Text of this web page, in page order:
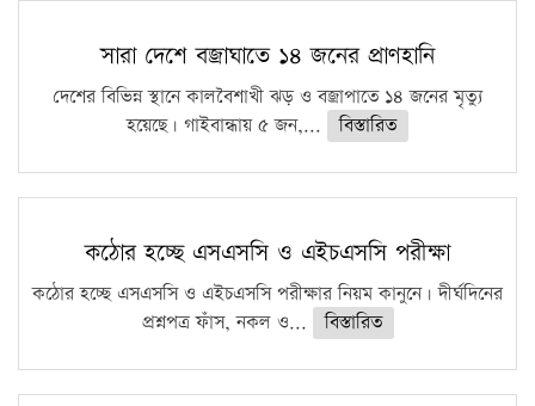
সারা দেশে বজ্রাঘাতে ১৪ জনের প্রাণহানি
দেশের বিভিন্ন স্থানে কালবৈশাখী ঝড় ও বজ্রাপাতে ১৪ জনের মৃত্যু
হয়েছে। গাইবান্ধায় ৫ জন,...
বিস্তারিত
কঠোর হচ্ছে এসএসসি ও এইচএসসি পরীক্ষা
কঠোর হচ্ছে এসএসসি ও এইচএসসি পরীক্ষার নিয়ম কানুনে। দীর্ঘদিনের
প্রশ্নপত্র ফাঁস, নকল ও...
বিস্তারিত